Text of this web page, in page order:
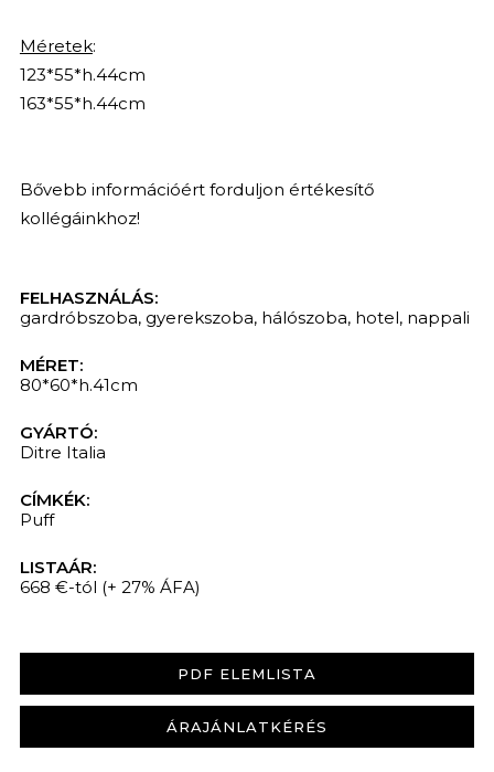
Méretek:
123*55*h.44cm
163*55*h.44cm
Bővebb információért forduljon értékesítő
kollégáinkhoz!
FELHASZNÁLÁS:
gardróbszoba, gyerekszoba, hálószoba, hotel, nappali
MÉRET:
80*60*h.41cm
GYÁRTÓ:
Ditre Italia
CÍMKÉK:
Puff
LISTAÁR:
668 €-tól (+ 27% ÁFA)
PDF ELEMLISTA
ÁRAJÁNLATKÉRÉS